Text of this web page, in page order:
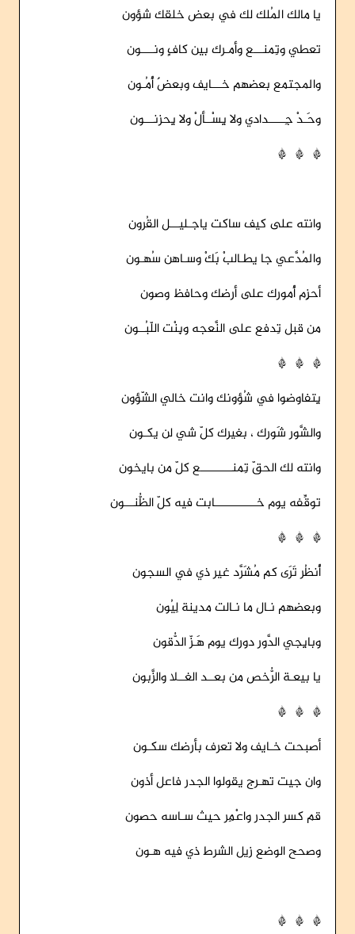
يا مالك المُلك لك في بعض خلقك شؤون
تعطي وتِمنـــع وأمـرك بين كافٍ ونــــون
والمجتمع بعضهم خـــايف وبعضٌ أُمُـون
وحَـدْ جِـــــدادي ولا يِسْــألْ ولا يِحزنـــون
* * *
وانته على كيف ساكت ياجـليـــل القُرون
والمُدَّعي جا يطـالبْ بَكْ وسـاهن سُهـون
أحزِم أُمورك على أرضك وحافظ وصون
من قبل تِدفع على النَّعجه وبِنْت اللّبُــون
* * *
يِتفاوضوا في شُؤونك وانت خالي الشّؤون
والشَّور شَورك ، بغيرك كلّ شي لن يكـون
وانته لك الحقّ تِمنــــــــــع كلّ من بايخون
توقِّفه يوم خـــــــــــــابت فيه كلّ الظُّنـــون
* * *
أُنظُر تَرَى كم مُشَرَّد غير ذي في السجون
وبعضهم نـال ما نـالت مدينة لِيُون
وبايِجي الدَّور دورك يوم هَـزّ الدُّقون
يا بيعـة الرُّخص من بعــد الغــلا والزَّبون
* * *
أصبحت خـايف ولا تعرف بأرضك سكـون
وان جيت تهـرج يقولوا الجدر فاعل أذون
قم كسر الجدر واعْمِر حيث سـاسه حصون
وصحح الوضع زيل الشرط ذي فيه هـون
* * *